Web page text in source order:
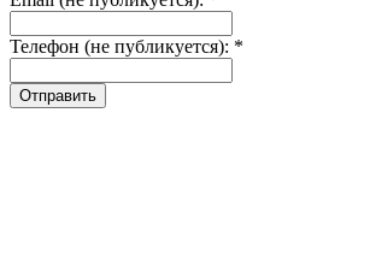
Телефон (не публикуется): *
Отправить